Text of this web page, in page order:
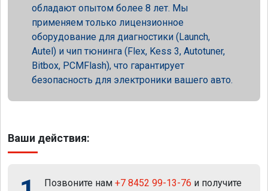
обладают опытом более 8 лет. Мы
применяем только лицензионное
оборудование для диагностики (Launch,
Autel) и чип тюнинга (Flex, Kess 3, Autotuner,
Bitbox, PCMFlash), что гарантирует
безопасность для электроники вашего авто.
Ваши действия:
Позвоните нам +7 8452 99-13-76 и получите